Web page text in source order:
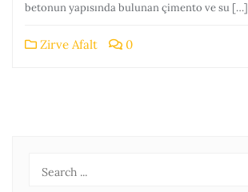
betonun yapısında bulunan çimento ve su […]
Zirve Afalt 0